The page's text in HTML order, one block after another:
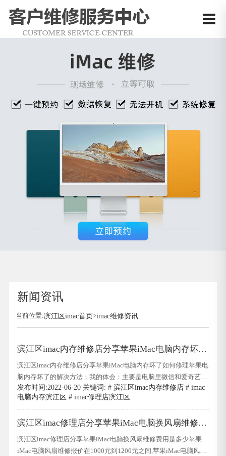
新闻资讯
当前位置:滨江区imac首页>imac维修资讯
滨江区imac内存维修店分享苹果iMac电脑内存坏了
如何修理
滨江区imac内存维修店分享苹果iMac电脑内存坏了如何修理苹果电
脑内存坏了的解决方法：我的体会：主要是电脑里微信和爱奇艺缓
存太多了,清理能释放很多空间.方法如下：1.微信专用清算方法：
微信在计算机上产生大量缓存,滨江区imac内存维修店分享苹果
iMac电脑内存坏了如何修理有些缓存是不会自动消失的,时间长了
会形成很多垃圾,占用空间很
发布时间:2022-06-20 关键词: #滨江区imac内存维修店 #imac
电脑内存滨江区 #imac修理店滨江区
滨江区imac修理店分享苹果iMac电脑换风扇维修费
用是多少
滨江区imac修理店分享苹果iMac电脑换风扇维修费用是多少苹果
iMac电脑风扇维修报价在1000元到1200元之间,苹果iMac电脑风扇